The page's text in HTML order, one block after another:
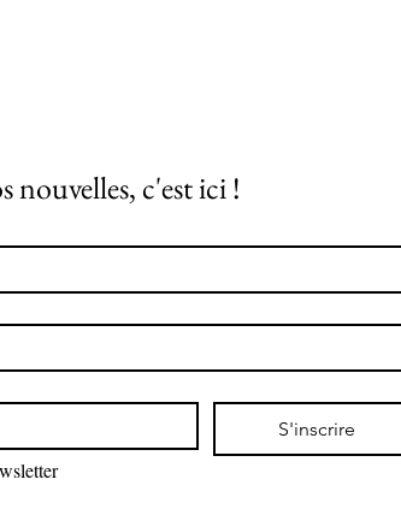
nouvelles, c'est ici !
S'inscrire